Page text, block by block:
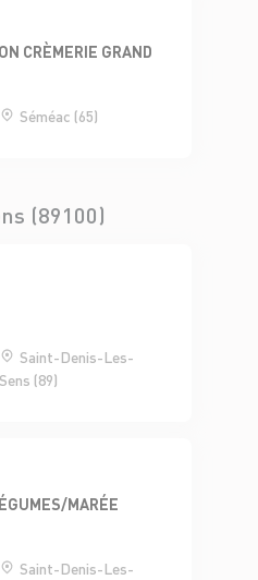
CRÈMERIE GRAND
Séméac (65)
(89100)
Saint-Denis-Les-
Sens (89)
MARÉE
Saint-Denis-Les-